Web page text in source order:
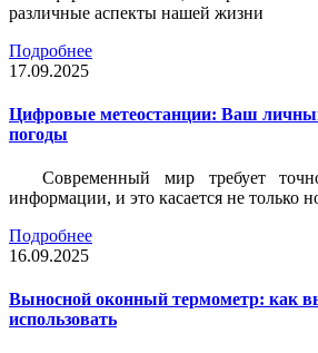
различные аспекты нашей жизни
Подробнее
17.09.2025
Цифровые метеостанции: Ваш
погоды
Современный мир требует
информации, и это касается не только
Подробнее
16.09.2025
Выносной оконный термометр: как
использовать